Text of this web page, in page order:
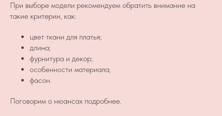
При выборе модели рекомендуем обратить внимание на
такие критерии, как:
цвет ткани для платья;
длина;
фурнитура и декор;
особенности материала;
фасон.
Поговорим о нюансах подробнее.